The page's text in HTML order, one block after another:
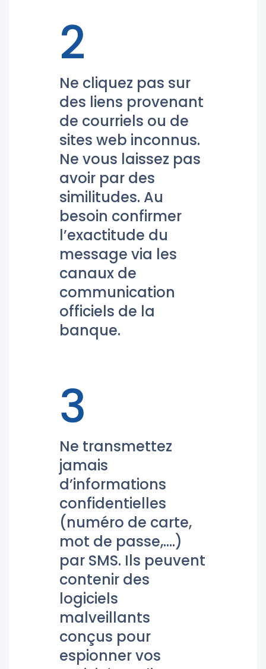
2
Ne cliquez pas sur
des liens provenant
de courriels ou de
sites web inconnus.
Ne vous laissez pas
avoir par des
similitudes. Au
besoin confirmer
l’exactitude du
message via les
canaux de
communication
officiels de la
banque.
3
Ne transmettez
jamais
d’informations
confidentielles
(numéro de carte,
mot de passe,….)
par SMS. Ils peuvent
contenir des
logiciels
malveillants
conçus pour
espionner vos